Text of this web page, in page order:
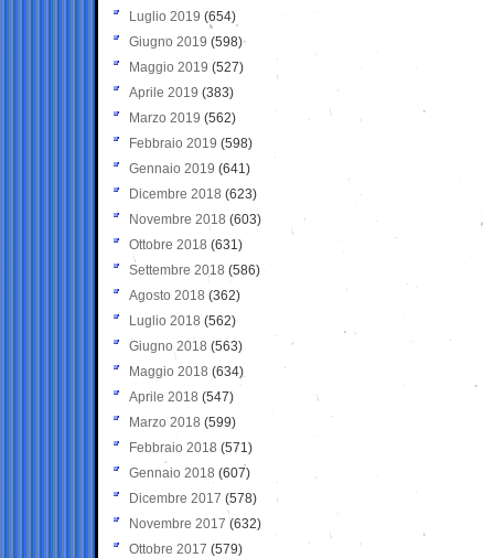
Luglio 2019 (654)
Giugno 2019 (598)
Maggio 2019 (527)
Aprile 2019 (383)
Marzo 2019 (562)
Febbraio 2019 (598)
Gennaio 2019 (641)
Dicembre 2018 (623)
Novembre 2018 (603)
Ottobre 2018 (631)
Settembre 2018 (586)
Agosto 2018 (362)
Luglio 2018 (562)
Giugno 2018 (563)
Maggio 2018 (634)
Aprile 2018 (547)
Marzo 2018 (599)
Febbraio 2018 (571)
Gennaio 2018 (607)
Dicembre 2017 (578)
Novembre 2017 (632)
Ottobre 2017 (579)